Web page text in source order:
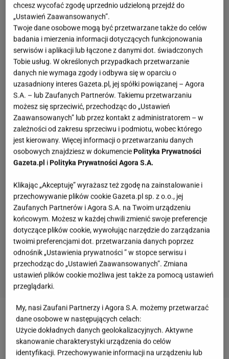
Zobacz wideoPaulla o walce z chorobą
nowotworową
chcesz wycofać zgodę uprzednio udzieloną przejdź do
„Ustawień Zaawansowanych”.
Twoje dane osobowe mogą być przetwarzane także do celów
badania i mierzenia informacji dotyczących funkcjonowania
serwisów i aplikacji lub łączone z danymi dot. świadczonych
Tobie usług. W określonych przypadkach przetwarzanie
danych nie wymaga zgody i odbywa się w oparciu o
uzasadniony interes Gazeta.pl, jej spółki powiązanej – Agora
S.A. – lub Zaufanych Partnerów. Takiemu przetwarzaniu
możesz się sprzeciwić, przechodząc do „Ustawień
Zaawansowanych” lub przez kontakt z administratorem – w
zależności od zakresu sprzeciwu i podmiotu, wobec którego
jest kierowany. Więcej informacji o przetwarzaniu danych
osobowych znajdziesz w dokumencie Polityka Prywatności
Gazeta.pl i Polityka Prywatności Agora S.A.
Klikając „Akceptuję” wyrażasz też zgodę na zainstalowanie i
przechowywanie plików cookie Gazeta.pl sp. z o.o., jej
Zaufanych Partnerów i Agora S.A. na Twoim urządzeniu
końcowym. Możesz w każdej chwili zmienić swoje preferencje
dotyczące plików cookie, wywołując narzędzie do zarządzania
twoimi preferencjami dot. przetwarzania danych poprzez
odnośnik „Ustawienia prywatności ” w stopce serwisu i
przechodząc do „Ustawień Zaawansowanych”. Zmiana
ustawień plików cookie możliwa jest także za pomocą ustawień
przeglądarki.
My, nasi Zaufani Partnerzy i Agora S.A. możemy przetwarzać
dane osobowe w następujących celach:
Użycie dokładnych danych geolokalizacyjnych. Aktywne
skanowanie charakterystyki urządzenia do celów
identyfikacji. Przechowywanie informacji na urządzeniu lub